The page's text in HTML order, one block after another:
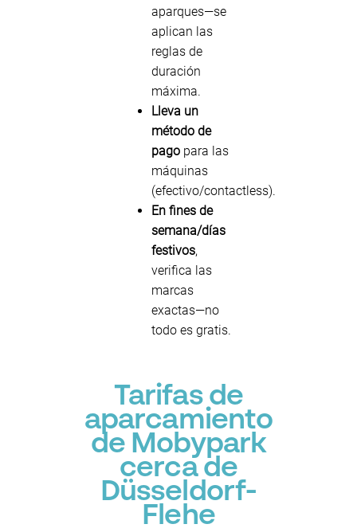
aparques—se
aplican las
reglas de
duración
máxima.
Lleva un
método de
pago para las
máquinas
(efectivo/contactless).
En fines de
semana/días
festivos,
verifica las
marcas
exactas—no
todo es gratis.
Tarifas de
aparcamiento
de Mobypark
cerca de
Düsseldorf-
Flehe